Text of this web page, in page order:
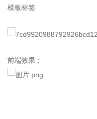
模板标签
前端效果：